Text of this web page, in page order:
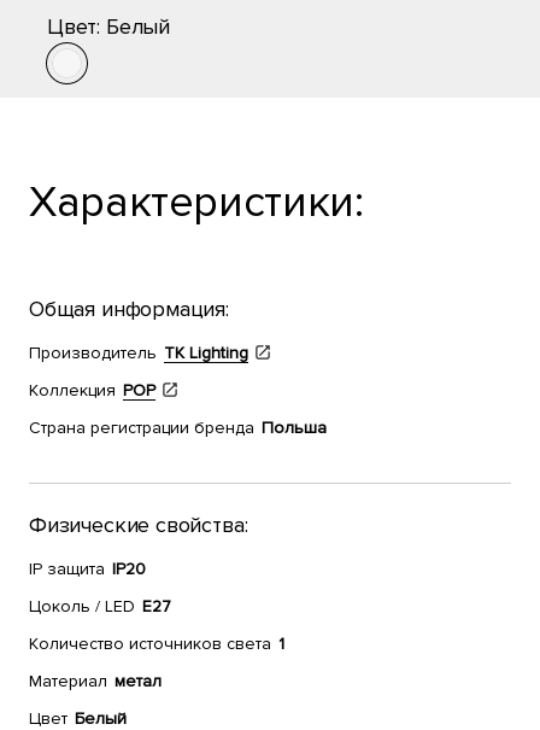
Цвет: Белый
Характеристики:
Общая информация:
Производитель TK Lighting
Коллекция POP
Страна регистрации бренда Польша
Физические свойства:
IP защита IP20
Цоколь / LED E27
Количество источников света 1
Материал метал
Цвет Белый